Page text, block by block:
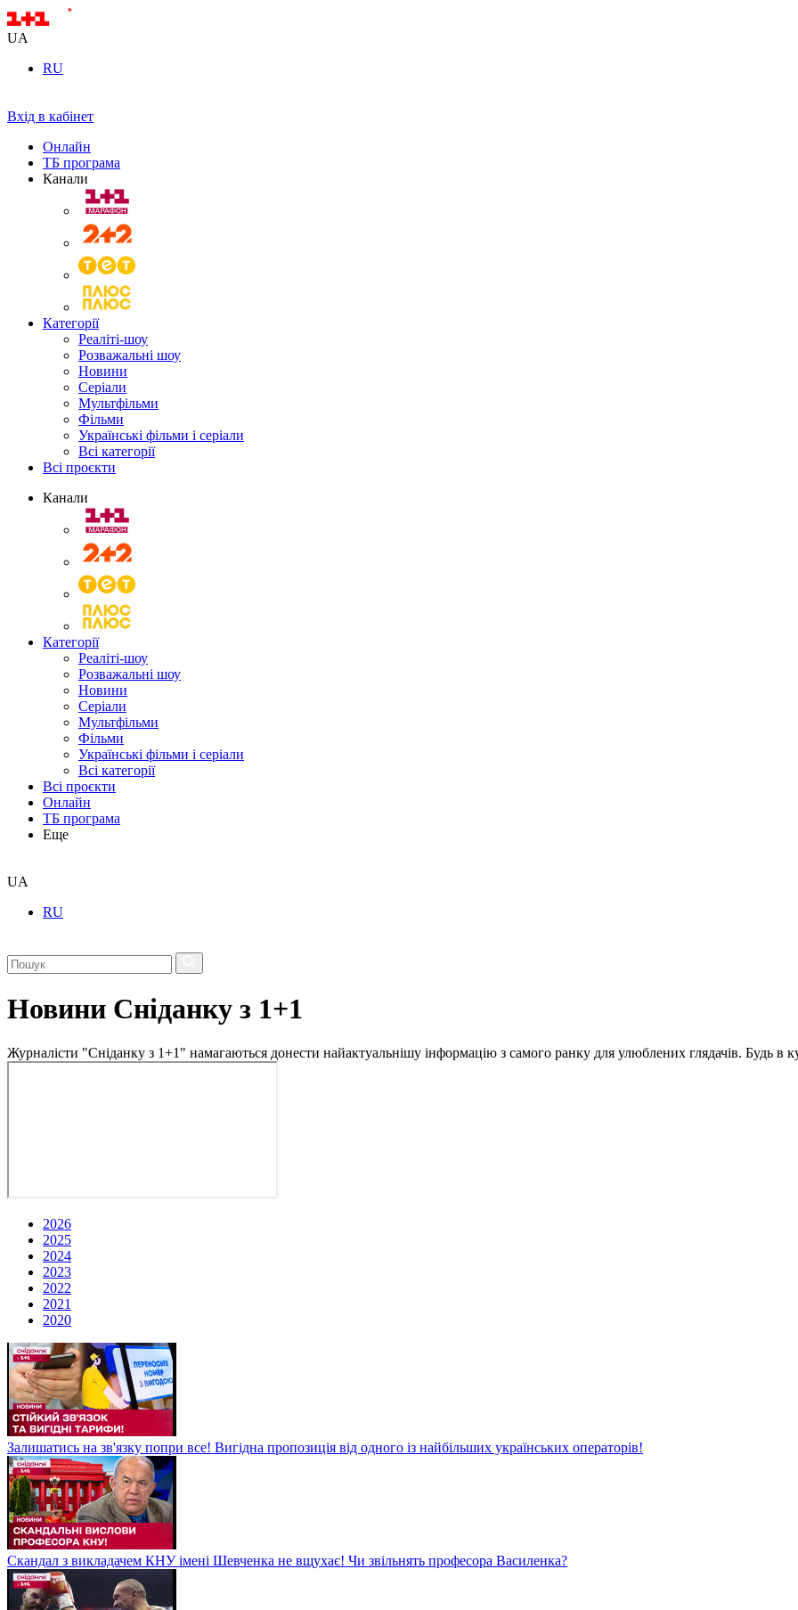
UA
RU
Вхід в кабінет
Онлайн
ТБ програма
Канали
Категорії
Реаліті-шоу
Розважальні шоу
Новини
Серіали
Мультфільми
Фільми
Українські фільми і серіали
Всі категорії
Всі проєкти
Канали
Категорії
Реаліті-шоу
Розважальні шоу
Новини
Серіали
Мультфільми
Фільми
Українські фільми і серіали
Всі категорії
Всі проєкти
Онлайн
ТБ програма
Еще
UA
RU
Новини Сніданку з 1+1
Журналісти "Сніданку з 1+1" намагаються донести найактуальнішу інформацію з самого ранку для улюблених глядачів. Будь в
2026
2025
2024
2023
2022
2021
2020
Залишатись на зв'язку попри все! Вигідна пропозиція від одного із найбільших українських операторів!
Скандал з викладачем КНУ імені Шевченка не вщухає! Чи звільнять професора Василенка?